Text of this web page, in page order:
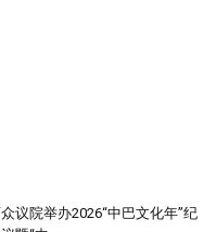
议院举办2026“中巴文化年”纪